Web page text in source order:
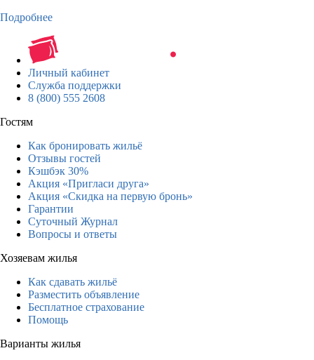
Подробнее
Личный кабинет
Служба поддержки
8 (800) 555 2608
Гостям
Как бронировать жильё
Отзывы гостей
Кэшбэк 30%
Акция «Пригласи друга»
Акция «Скидка на первую бронь»
Гарантии
Суточный Журнал
Вопросы и ответы
Хозяевам жилья
Как сдавать жильё
Разместить объявление
Бесплатное страхование
Помощь
Варианты жилья